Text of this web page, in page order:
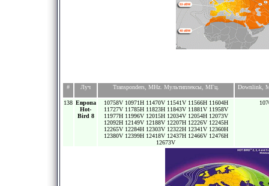
# Луч Transponders, MHz. Мультиплексы, МГц. Downlink,
138 Европа
Hot-
Bird 8
10758V 10971H 11470V 11541V 11566H 11604H
11727V 11785H 11823H 11843V 11881V 11958V
11977H 11996V 12015H 12034V 12054H 12073V
12092H 12149V 12188V 12207H 12226V 12245H
12265V 12284H 12303V 12322H 12341V 12360H
12380V 12399H 12418V 12437H 12466V 12476H
12673V